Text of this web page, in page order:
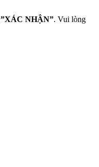
”XÁC NHẬN”. Vui lòng